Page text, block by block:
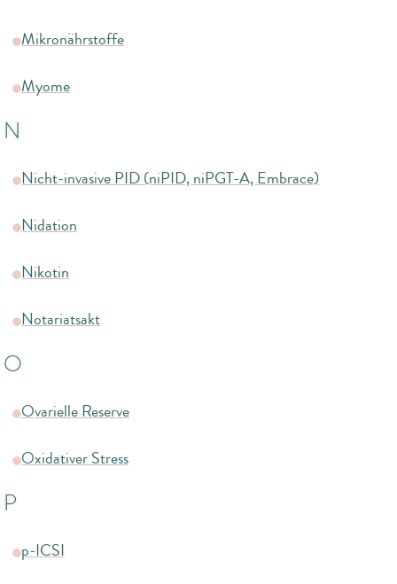
Mikronährstoffe
Myome
N
Nicht-invasive PID (niPID, niPGT-A, Embrace)
Nidation
Nikotin
Notariatsakt
O
Ovarielle Reserve
Oxidativer Stress
P
p-ICSI